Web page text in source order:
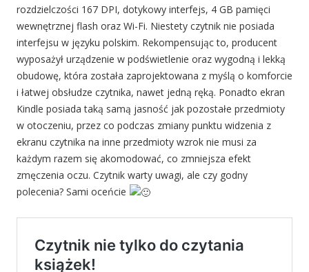
rozdzielczości 167 DPI, dotykowy interfejs, 4 GB pamięci
wewnętrznej flash oraz Wi-Fi. Niestety czytnik nie posiada
interfejsu w języku polskim. Rekompensując to, producent
wyposażył urządzenie w podświetlenie oraz wygodną i lekką
obudowę, która została zaprojektowana z myślą o komforcie
i łatwej obsłudze czytnika, nawet jedną ręką. Ponadto ekran
Kindle posiada taką samą jasność jak pozostałe przedmioty
w otoczeniu, przez co podczas zmiany punktu widzenia z
ekranu czytnika na inne przedmioty wzrok nie musi za
każdym razem się akomodować, co zmniejsza efekt
zmęczenia oczu. Czytnik warty uwagi, ale czy godny
polecenia? Sami oceńcie